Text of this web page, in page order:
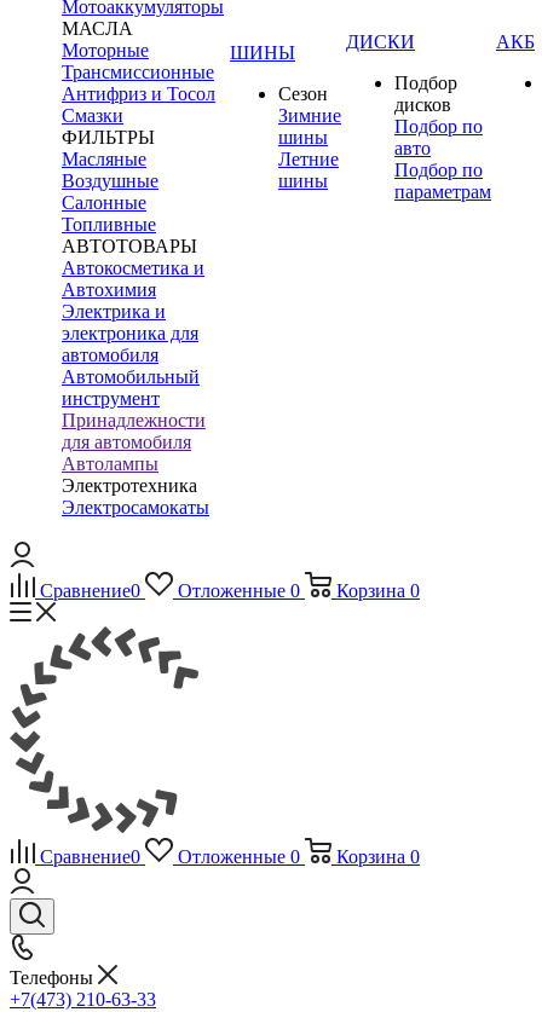
Мотоаккумуляторы
МАСЛА
Моторные
Трансмиссионные
Антифриз и Тосол
Смазки
ФИЛЬТРЫ
Масляные
Воздушные
Салонные
Топливные
АВТОТОВАРЫ
Автокосметика и
Автохимия
Электрика и
электроника для
автомобиля
Автомобильный
инструмент
Принадлежности
для автомобиля
Автолампы
Электротехника
Электросамокаты
ШИНЫ
Сезон
Зимние
шины
Летние
шины
ДИСКИ
Подбор
дисков
Подбор по
авто
Подбор по
параметрам
АКБ
Сравнение0 Отложенные 0 Корзина 0
Сравнение0 Отложенные 0 Корзина 0
Телефоны
+7(473) 210-63-33